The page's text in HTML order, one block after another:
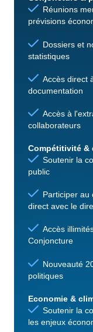
Réunions
prévisions
Dossiers et
statistiques
Accès direct
documentation
Accès à
collaborateurs
Compétitivité &
Soutenir la
public
Participer au
direct avec le
Accès
Conjoncture
Nouveauté
politiques
Economie &
Soutenir la
les enjeux